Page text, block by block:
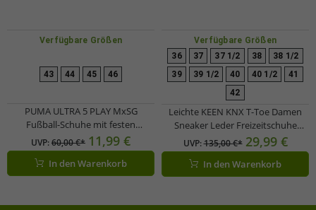
Verfügbare Größen
43 44 45 46
PUMA ULTRA 5 PLAY MxSG
Fußball-Schuhe mit festen
Metallstollenspitzen Trainings-
Schuhe Sport-Schuhe Schnür-
Schuhe Fitness-Zubehör 107904 03
Neon-Grün/Blau
UVP:60,00 €* 11,99 €
In den Warenkorb
Verfügbare Größen
36
37 37 1/2 38
38 1/2
39
39 1/2 40 40 1/2
41
42
Leichte KEEN KNX T-Toe Damen
Sneaker Leder Freizeitschuhe
Trainingsschuh mit elastischer
Schnürung 1031233 Eisgrün/Birke
UVP:135,00 €* 29,99 €
In den Warenkorb